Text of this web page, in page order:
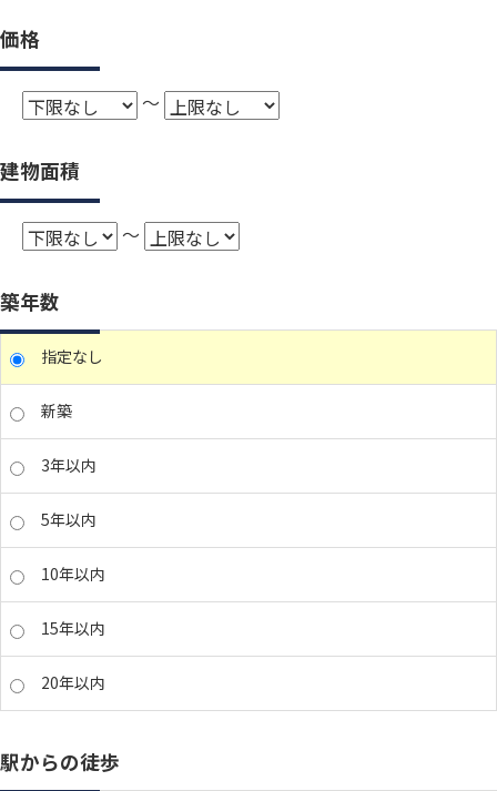
価格
～
建物面積
～
築年数
指定なし
新築
3年以内
5年以内
10年以内
15年以内
20年以内
駅からの徒歩